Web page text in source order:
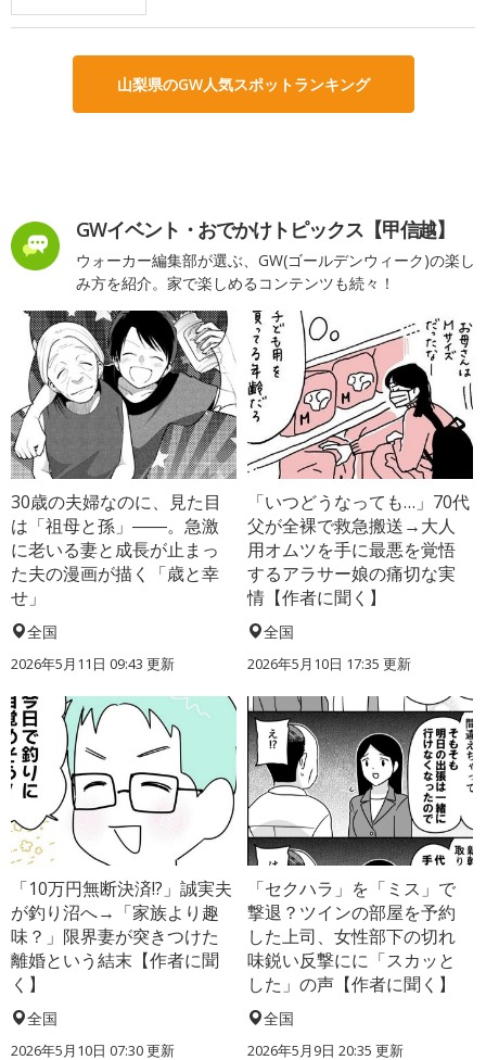
山梨県のGW人気スポットランキング
GWイベント・おでかけトピックス【甲信越】
ウォーカー編集部が選ぶ、GW(ゴールデンウィーク)の楽し
み方を紹介。家で楽しめるコンテンツも続々！
30歳の夫婦なのに、見た目
は「祖母と孫」――。急激
に老いる妻と成長が止まっ
た夫の漫画が描く「歳と幸
せ」
全国
2026年5月11日 09:43 更新
「いつどうなっても…」70代
父が全裸で救急搬送→大人
用オムツを手に最悪を覚悟
するアラサー娘の痛切な実
情【作者に聞く】
全国
2026年5月10日 17:35 更新
「10万円無断決済!?」誠実夫
が釣り沼へ→「家族より趣
味？」限界妻が突きつけた
離婚という結末【作者に聞
く】
全国
2026年5月10日 07:30 更新
「セクハラ」を「ミス」で
撃退？ツインの部屋を予約
した上司、女性部下の切れ
味鋭い反撃にに「スカッと
した」の声【作者に聞く】
全国
2026年5月9日 20:35 更新